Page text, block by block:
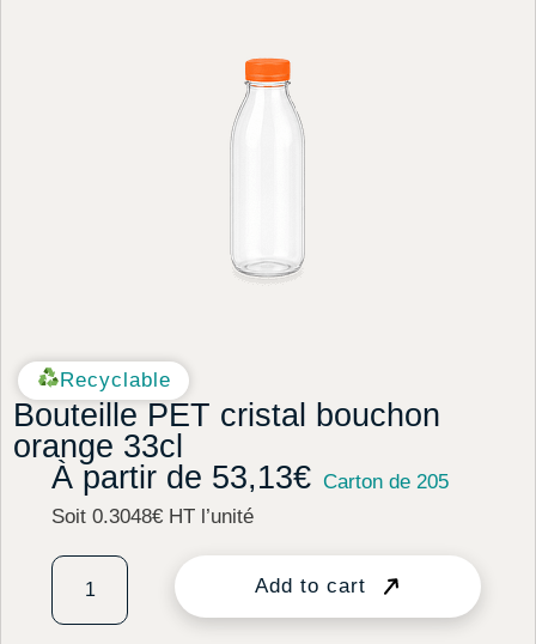
Recyclable
Bouteille PET cristal bouchon
orange 33cl
À partir de 53,13€
Soit 0.3048€ HT l’unité
Carton de 205
Add to cart